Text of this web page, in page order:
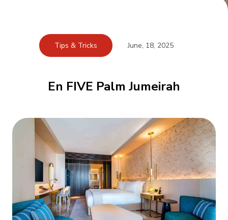
Tips & Tricks June, 18, 2025
En FIVE Palm Jumeirah